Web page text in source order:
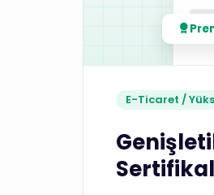
E-Ticaret /